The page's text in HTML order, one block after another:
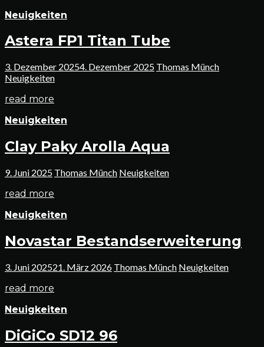
Neuigkeiten
Astera FP1 Titan Tube
3. Dezember 20254. Dezember 2025 Thomas Münch
Neuigkeiten
read more
Neuigkeiten
Clay Paky Arolla Aqua
9. Juni 2025 Thomas Münch Neuigkeiten
read more
Neuigkeiten
Novastar Bestandserweiterung
3. Juni 202521. März 2026 Thomas Münch Neuigkeiten
read more
Neuigkeiten
DiGiCo SD12 96